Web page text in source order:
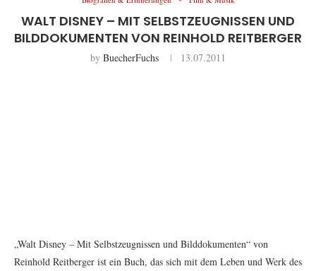
WALT DISNEY – MIT SELBSTZEUGNISSEN UND
BILDDOKUMENTEN VON REINHOLD REITBERGER
by BuecherFuchs 13.07.2011
„Walt Disney – Mit Selbstzeugnissen und Bilddokumenten“ von
Reinhold Reitberger ist ein Buch, das sich mit dem Leben und Werk des